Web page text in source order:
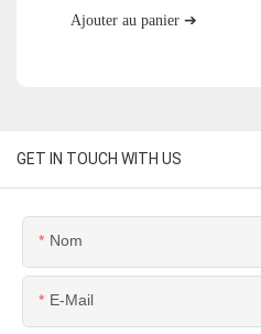
aimants, 66 x 51 cm, H13T4
Ajouter au panier ➔
GET IN TOUCH WITH US
Nom
E-Mail